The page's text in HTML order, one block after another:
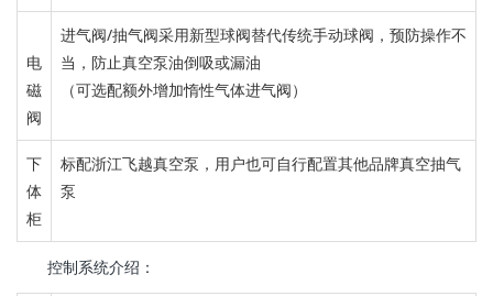
电
磁
阀
进气阀/抽气阀采用新型球阀替代传统手动球阀， 预防操作不
当，防止真空泵油倒吸或漏油
（可选配额外增加惰性气体进气阀）
下
体
柜
标配浙江飞越真空泵，用户也可自行配置其他品牌真空抽气
泵
控制系统介绍：